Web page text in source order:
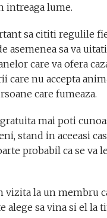
intreaga lume.
sa cititi regulile
asemenea sa va
care va ofera
care nu accepta
care fumeaza.
gratuita mai poti
stand in aceeasi
probabil ca se va
vizita la un membru
alege sa vina si el la